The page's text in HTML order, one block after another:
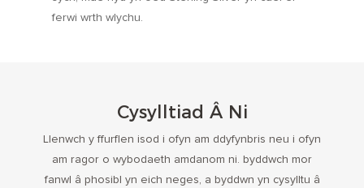
ferwi wrth wlychu.
Cysylltiad Â Ni
Llenwch y ffurflen isod i ofyn am ddyfynbris neu i ofyn
am ragor o wybodaeth amdanom ni. byddwch mor
fanwl â phosibl yn eich neges, a byddwn yn cysylltu â